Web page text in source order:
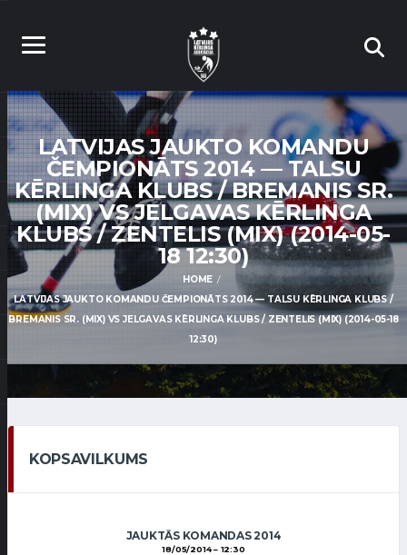
LATVIJAS JAUKTO KOMANDU
ČEMPIONĀTS 2014 — TALSU
KĒRLINGA KLUBS / BREMANIS SR.
(MIX) VS JELGAVAS KĒRLINGA
KLUBS / ZENTELIS (MIX) (2014-05-
18 12:30)
HOME
LATVIJAS JAUKTO KOMANDU ČEMPIONĀTS 2014 — TALSU KĒRLINGA KLUBS /
BREMANIS SR. (MIX) VS JELGAVAS KĒRLINGA KLUBS / ZENTELIS (MIX) (2014-05-18
12:30)
KOPSAVILKUMS
JAUKTĀS KOMANDAS 2014
18/05/2014 12:30